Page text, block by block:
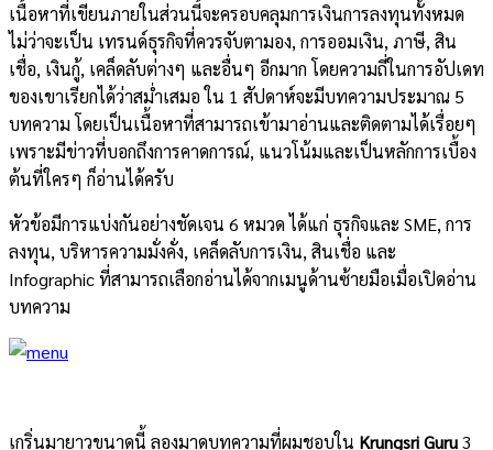
เนื้อหาที่เขียนภายในส่วนนี้จะครอบคลุมการเงินการลงทุนทั้งหมด
ไม่ว่าจะเป็น เทรนด์ธุรกิจที่ควรจับตามอง, การออมเงิน, ภาษี, สิน
เชื่อ, เงินกู้, เคล็ดลับต่างๆ และอื่นๆ อีกมาก โดยความถี่ในการอัปเดท
ของเขาเรียกได้ว่าสม่ำเสมอ ใน 1 สัปดาห์จะมีบทความประมาณ 5
บทความ โดยเป็นเนื้อหาที่สามารถเข้ามาอ่านและติดตามได้เรื่อยๆ
เพราะมีข่าวที่บอกถึงการคาดการณ์, แนวโน้มและเป็นหลักการเบื้อง
ต้นที่ใครๆ ก็อ่านได้ครับ
หัวข้อมีการแบ่งกันอย่างชัดเจน 6 หมวด ได้แก่ ธุรกิจและ SME, การ
ลงทุน, บริหารความมั่งคั่ง, เคล็ดลับการเงิน, สินเชื่อ และ
Infographic ที่สามารถเลือกอ่านได้จากเมนูด้านซ้ายมือเมื่อเปิดอ่าน
บทความ
เกริ่นมายาวขนาดนี้ ลองมาดูบทความที่ผมชอบใน Krungsri Guru3